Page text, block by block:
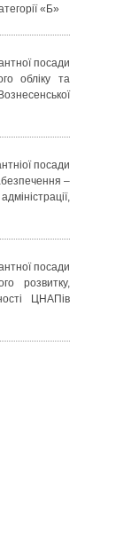
«Б»
посади
обліку та
посади
–
посади
розвитку,
ЦНАПів